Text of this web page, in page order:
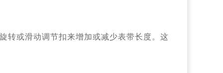
或滑动调节扣来增加或减少表带长度。这